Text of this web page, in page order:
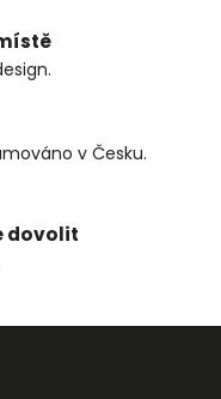
v Česku.
dovolit